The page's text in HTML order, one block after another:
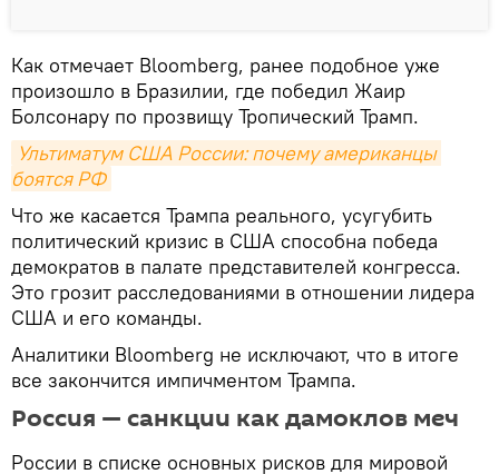
Как отмечает Bloomberg, ранее подобное уже
произошло в Бразилии, где победил Жаир
Болсонару по прозвищу Тропический Трамп.
Ультиматум США России: почему американцы
боятся РФ
Что же касается Трампа реального, усугубить
политический кризис в США способна победа
демократов в палате представителей конгресса.
Это грозит расследованиями в отношении лидера
США и его команды.
Аналитики Bloomberg не исключают, что в итоге
все закончится импичментом Трампа.
Россия — санкции как дамоклов меч
России в списке основных рисков для мировой